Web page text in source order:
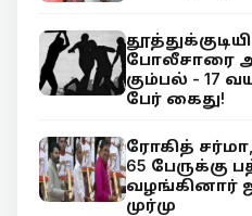
போலீசாரை
கும்பல் - 17
பேர் கைது!
ரோகித்
65 பேருக்கு
வழங்கினார்
முர்மு